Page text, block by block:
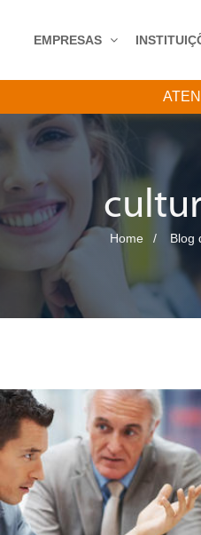
EMPRESAS
Home Blog